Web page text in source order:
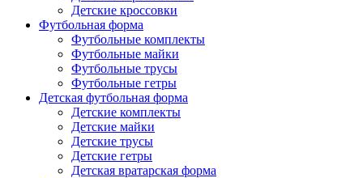
Детские кроссовки
Футбольная форма
Футбольные комплекты
Футбольные майки
Футбольные трусы
Футбольные гетры
Детская футбольная форма
Детские комплекты
Детские майки
Детские трусы
Детские гетры
Детская вратарская форма